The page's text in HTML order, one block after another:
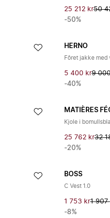
25 212 kr50
-50%
HERNO
Fôret jakke med
5 400 kr9
-40%
MATIÈRES
Kjole i
25 762 kr32
-20%
BOSS
C Vest 1.0
1 753 kr1 907
-8%